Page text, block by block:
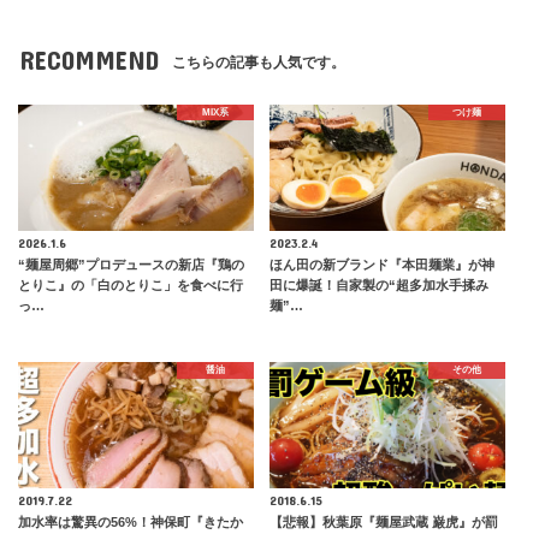
RECOMMEND こちらの記事も人気です。
MIX系
2026.1.6
“麺屋周郷”プロデュースの新店『鶏の
とりこ』の「白のとりこ」を食べに行
っ…
つけ麺
2023.2.4
ほん田の新ブランド『本田麺業』が神
田に爆誕！自家製の“超多加水手揉み
麺”…
醤油
2019.7.22
加水率は驚異の56%！神保町『きたか
その他
2018.6.15
【悲報】秋葉原『麺屋武蔵 巌虎』が罰